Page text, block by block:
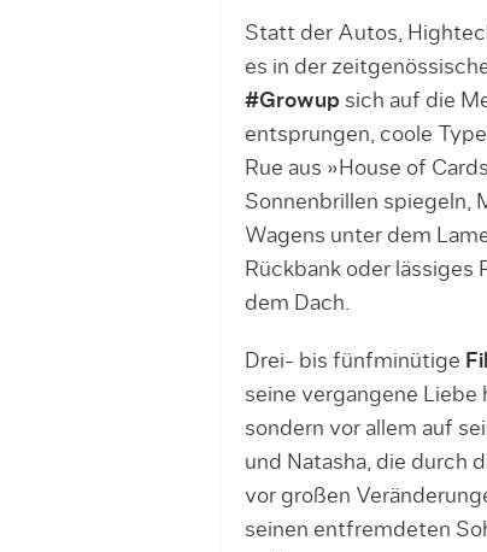
Statt der Autos,
es in der
#Growup sich auf die
entsprungen, coole
Rue aus »House of
Sonnenbrillen spiegeln,
Wagens unter dem
Rückbank oder lässiges
dem Dach.
Drei- bis fünfminütige
seine vergangene
sondern vor allem auf
und Natasha, die durch
vor großen
seinen entfremdeten